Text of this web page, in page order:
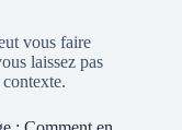
vous faire
laissez pas